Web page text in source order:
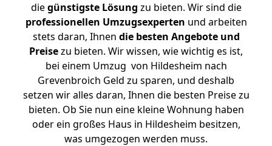
diegünstigste Lösung zu bieten. Wir sind die
professionellen Umzugsexperten und arbeiten
stets daran, Ihnen die besten Angebote und
Preisezu bieten. Wir wissen, wie wichtig es ist,
bei einem Umzug von Hildesheim nach
Grevenbroich Geld zu sparen, und deshalb
setzen wir alles daran, Ihnen die besten Preise zu
bieten. Ob Sie nun eine kleine Wohnung haben
oder ein großes Haus in Hildesheim besitzen,
was umgezogen werden muss.